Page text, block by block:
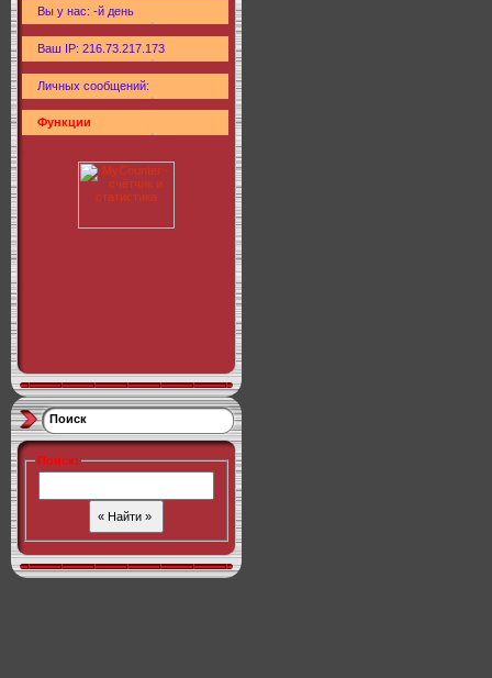
Вы у нас: -й день
Ваш IP: 216.73.217.173
Личных сообщений:
Функции
Поиск
Поиск: